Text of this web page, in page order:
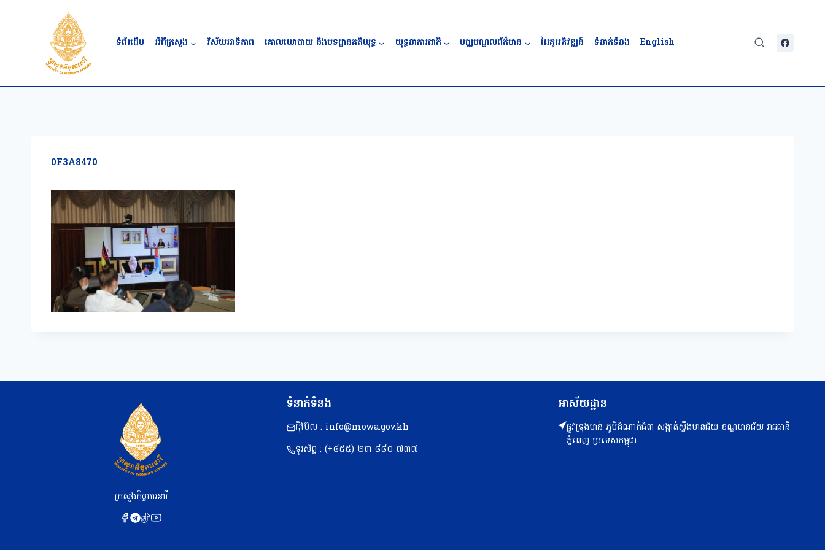
ទំព័រដើម អំពីក្រសួង វិស័យអាទិភាព គោលយោបាយ និងបទដ្ឋានគតិយុទ្ធ យុទ្ធនាការជាតិ មជ្ឈមណ្ឌលព័ត៌មាន ដៃគូអភិវឌ្ឍន៍ ទំនាក់ទំនង English
0F3A8470
ក្រសួងកិច្ចការនារី
ទំនាក់ទំនង
អុីម៊ែល : info@mowa.gov.kh
ទូរស័ព្ទ : (+៨៥៥) ២៣​ ៨៨០ ៧៣៧
អាស័យដ្ឋាន
ផ្លូវទ្រុងមាន់ ភូមិដំណាក់ធំ៣ សង្កាត់ស្ទឹងមានជ័យ ខណ្ឌមានជ័យ រាជធានី
ភ្នំពេញ ប្រទេសកម្ពុជា